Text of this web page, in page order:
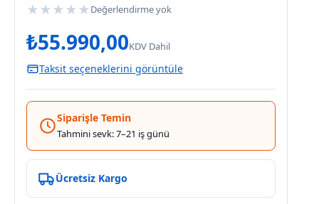
★ ★ ★ ★ ★ Değerlendirme yok
₺55.990,00KDV Dahil
Taksit seçeneklerini görüntüle
Siparişle Temin
Tahmini sevk: 7–21 iş günü
Ücretsiz Kargo